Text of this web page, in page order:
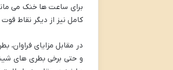
برای ساعت ها خنک می
کامل نیز از دیگر نقاط
در مقابل مزایای
و حتی برخی بطری های